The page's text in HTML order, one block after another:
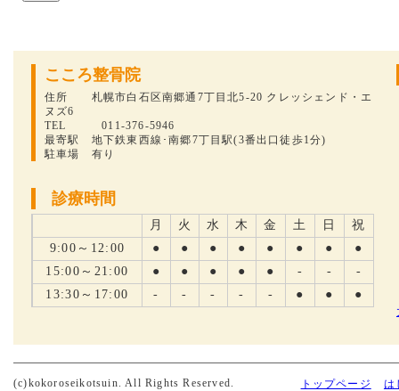
こころ整骨院
住所 札幌市白石区南郷通7丁目北5-20 クレッシェンド・エ
ヌズ6
TEL 011-376-5946
最寄駅 地下鉄東西線･南郷7丁目駅(3番出口徒歩1分)
駐車場 有り
診療時間
月 火 水 木 金 土 日
祝
9:00～12:00
● ● ● ● ● ● ●
●
15:00～21:00
● ● ● ● ● - -
-
13:30～17:00
- - - - - ● ●
●
(c)kokoroseikotsuin. All Rights Reserved. トップページ は